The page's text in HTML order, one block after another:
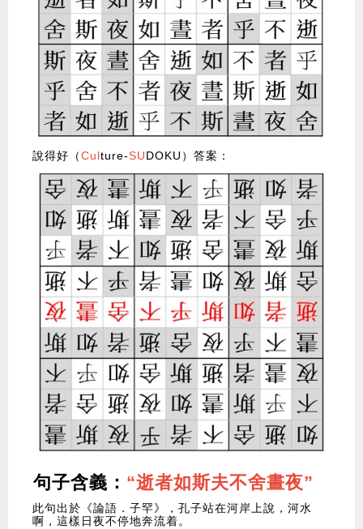
說得好（Culture-SUDOKU）答案：
句子含義： “逝者如斯夫不舍晝夜”
此句出於《論語．子罕》，孔子站在河岸上說，河水
啊，這樣日夜不停地奔流着。